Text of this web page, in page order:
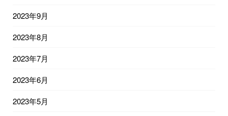
2023年9月
2023年8月
2023年7月
2023年6月
2023年5月